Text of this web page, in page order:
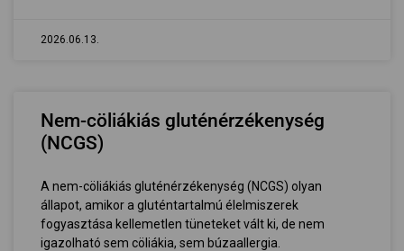
2026.06.13.
Nem-cöliákiás gluténérzékenység
(NCGS)
A nem-cöliákiás gluténérzékenység (NCGS) olyan
állapot, amikor a gluténtartalmú élelmiszerek
fogyasztása kellemetlen tüneteket vált ki, de nem
igazolható sem cöliákia, sem búzaallergia.